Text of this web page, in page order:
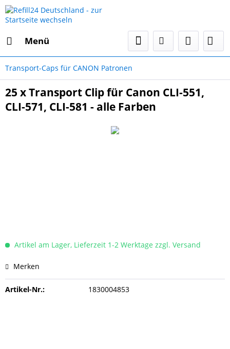
Menü
Transport-Caps für CANON Patronen
25 x Transport Clip für Canon CLI-551,
CLI-571, CLI-581 - alle Farben
Artikel am Lager, Lieferzeit 1-2 Werktage zzgl. Versand
Merken
Artikel-Nr.: 1830004853